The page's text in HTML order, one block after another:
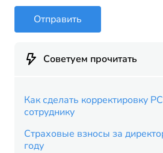
Отправить
Советуем прочитать
Как сделать корректировку
сотруднику
Страховые взносы за
году